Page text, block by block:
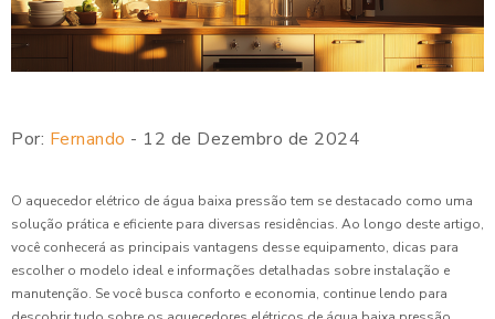
Por: Fernando - 12 de Dezembro de 2024
O aquecedor elétrico de água baixa pressão tem se destacado como uma
solução prática e eficiente para diversas residências. Ao longo deste artigo,
você conhecerá as principais vantagens desse equipamento, dicas para
escolher o modelo ideal e informações detalhadas sobre instalação e
manutenção. Se você busca conforto e economia, continue lendo para